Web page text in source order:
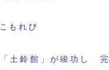
こもれび
「土鈴館」が竣功し